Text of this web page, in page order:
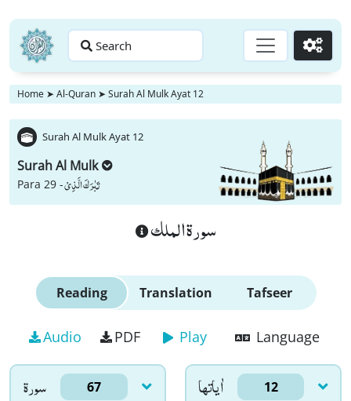
Search Go
Home ➤ Al-Quran ➤ Surah Al Mulk Ayat 12
Surah Al Mulk Ayat 12
Surah Al Mulk
Para 29 -تَبٰرَكَ الَّذِیْ
سورة الملك
Reading Translation Tafseer
Audio PDF Play Language
سورۃ 67 اٰياتها 12